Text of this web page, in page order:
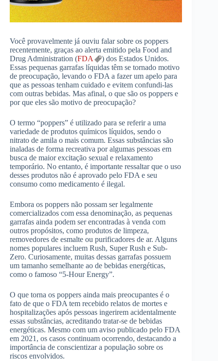
Você provavelmente já ouviu falar sobre os poppers
recentemente, graças ao alerta emitido pela Food and
Drug Administration (FDA
) dos Estados Unidos.
Essas pequenas garrafas líquidas têm se tornado motivo
de preocupação, levando o FDA a fazer um apelo para
que as pessoas tenham cuidado e evitem confundi-las
com outras bebidas. Mas afinal, o que são os poppers e
por que eles são motivo de preocupação?
O termo “poppers” é utilizado para se referir a uma
variedade de produtos químicos líquidos, sendo o
nitrato de amila o mais comum. Essas substâncias são
inaladas de forma recreativa por algumas pessoas em
busca de maior excitação sexual e relaxamento
temporário. No entanto, é importante ressaltar que o uso
desses produtos não é aprovado pelo FDA e seu
consumo como medicamento é ilegal.
Embora os poppers não possam ser legalmente
comercializados com essa denominação, as pequenas
garrafas ainda podem ser encontradas à venda com
outros propósitos, como produtos de limpeza,
removedores de esmalte ou purificadores de ar. Alguns
nomes populares incluem Rush, Super Rush e Sub-
Zero. Curiosamente, muitas dessas garrafas possuem
um tamanho semelhante ao de bebidas energéticas,
como o famoso “5-Hour Energy”.
O que torna os poppers ainda mais preocupantes é o
fato de que o FDA tem recebido relatos de mortes e
hospitalizações após pessoas ingerirem acidentalmente
essas substâncias, acreditando tratar-se de bebidas
energéticas. Mesmo com um aviso publicado pelo FDA
em 2021, os casos continuam ocorrendo, destacando a
importância de conscientizar a população sobre os
riscos envolvidos.